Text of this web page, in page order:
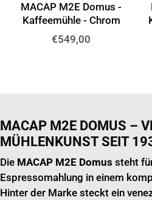
MACAP M2E Domus -
Kaffeemühle - Chrom
Normaler
€549,00
MACAP M2E DOMUS –
MÜHLENKUNST SEIT
Die MACAP M2E Domus steht
Espressomahlung in einem
Hinter der Marke steckt ein